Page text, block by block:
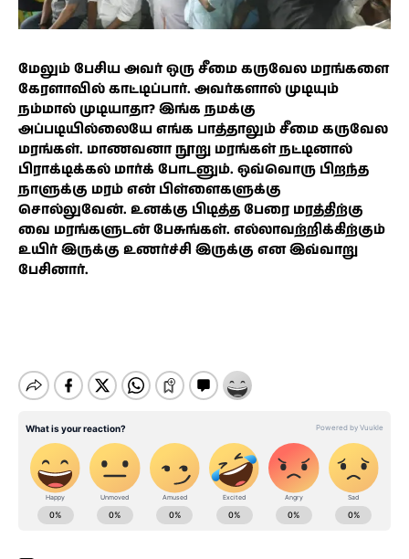
மேலும் பேசிய அவர் ஒரு சீமை கருவேல மரங்களை
கேரளாவில் காட்டிப்பார். அவர்களால் முடியும்
நம்மால் முடியாதா? இங்க நமக்கு
அப்படியில்லையே எங்க பாத்தாலும் சீமை கருவேல
மரங்கள். மாணவனா நூறு மரங்கள் நட்டினால்
பிராக்டிக்கல் மார்க் போடனும். ஒவ்வொரு பிறந்த
நாளுக்கு மரம் என் பிள்ளைகளுக்கு
சொல்லுவேன். உனக்கு பிடித்த பேரை மரத்திற்கு
வை மரங்களுடன் பேசுங்கள். எல்லாவற்றிக்கிற்கும்
உயிர் இருக்கு உணர்ச்சி இருக்கு என இவ்வாறு
பேசினார்.